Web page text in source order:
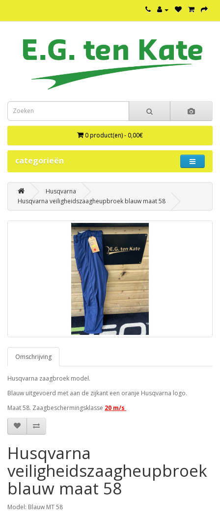
0 product(en) - 0,00€
categorieën
Husqvarna
Husqvarna veiligheidszaagheupbroek blauw maat 58
Omschrijving
Husqvarna zaagbroek model.
Blauw uitgevoerd met aan de zijkant een oranje Husqvarna logo.
Maat 58. Zaagbeschermingsklasse 20 m/s
Husqvarna
veiligheidszaagheupbroek
blauw maat 58
Model: Blauw MT 58